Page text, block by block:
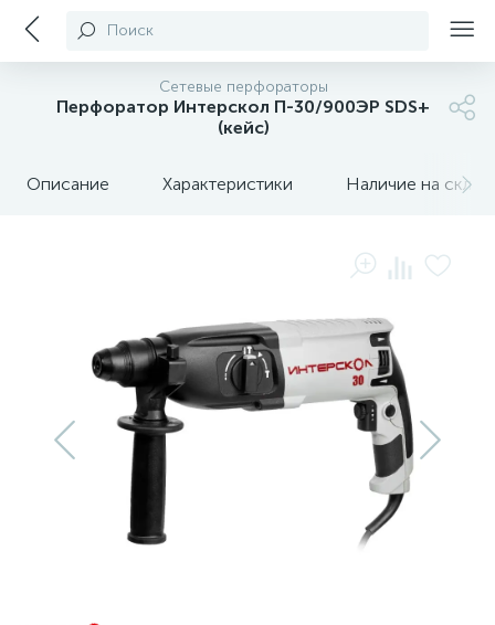
Поиск
Сетевые перфораторы
Перфоратор Интерскол П-30/900ЭР SDS+
(кейс)
Описание Характеристики Наличие на